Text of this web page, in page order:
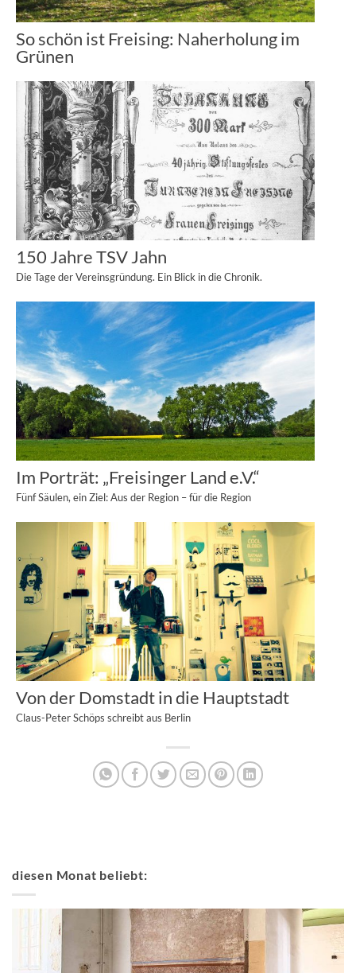
So schön ist Freising: Naherholung im
Grünen
150 Jahre TSV Jahn
Die Tage der Vereinsgründung. Ein Blick in die Chronik.
Im Porträt: „Freisinger Land e.V.“
Fünf Säulen, ein Ziel: Aus der Region – für die Region
Von der Domstadt in die Hauptstadt
Claus-Peter Schöps schreibt aus Berlin
diesen Monat beliebt: